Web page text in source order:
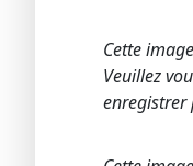
Cette
Veuillez
enregistrer